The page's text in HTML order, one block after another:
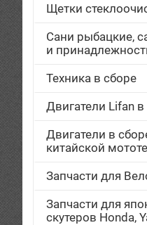
Щетки
Сани рыбацкие,
и
Техника в сборе
Двигатели Lifan в
Двигатели в
китайской
Запчасти для
Запчасти для
скутеров Honda,